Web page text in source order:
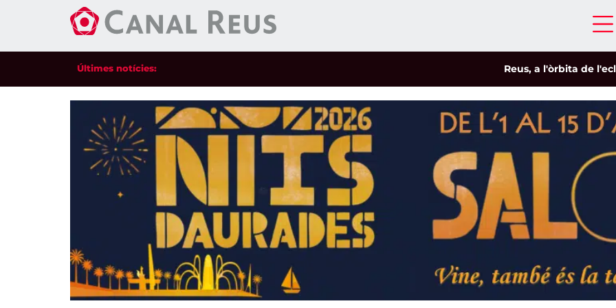
Últimes notícies: Reus, a l'òrbita de l'eclipsi|